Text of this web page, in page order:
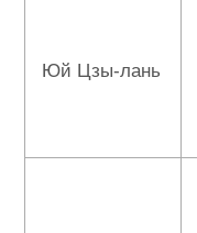
Юй Цзы-лань